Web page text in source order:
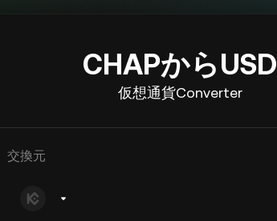
CHAPからUSD
仮想通貨Converter
交換元